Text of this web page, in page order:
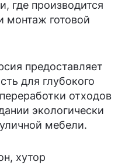
где производится
монтаж готовой
предоставляет
для глубокого
отходов
экологически
мебели.
хутор